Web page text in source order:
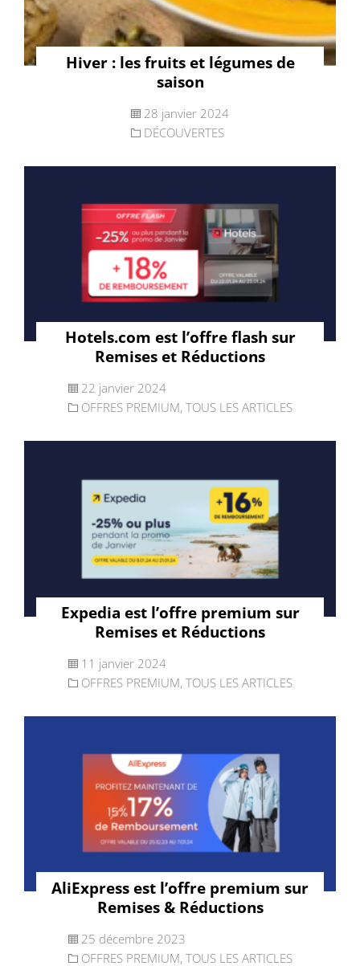
Hiver : les fruits et légumes de
saison
28 janvier 2024
DÉCOUVERTES
Hotels.com est l’offre flash sur
Remises et Réductions
22 janvier 2024
OFFRES PREMIUM, TOUS LES ARTICLES
Expedia est l’offre premium sur
Remises et Réductions
11 janvier 2024
OFFRES PREMIUM, TOUS LES ARTICLES
AliExpress est l’offre premium sur
Remises & Réductions
25 décembre 2023
OFFRES PREMIUM, TOUS LES ARTICLES